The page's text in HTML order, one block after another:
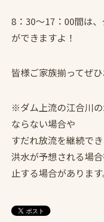
8：30〜17：00間は
ができますよ！
皆様ご家族揃ってぜ
※ダム上流の江合川
ならない場合や
すだれ放流を継続で
洪水が予想される場
止する場合があります